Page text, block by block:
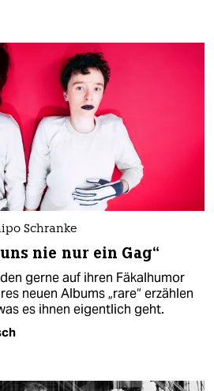
Schranke
nie nur ein Gag“
gerne auf ihren Fäkalhumor
neuen Albums „rare“ erzählen
es ihnen eigentlich geht.